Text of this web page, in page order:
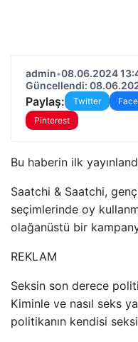
admin•08.06.2024
Güncellendi:
Paylaş: Twitter
Pinterest
Bu haberin ilk
Saatchi & Saatchi,
seçimlerinde oy
olağanüstü bir
REKLAM
Seksin son derece
Kiminle ve nasıl seks
politikanın kendisi